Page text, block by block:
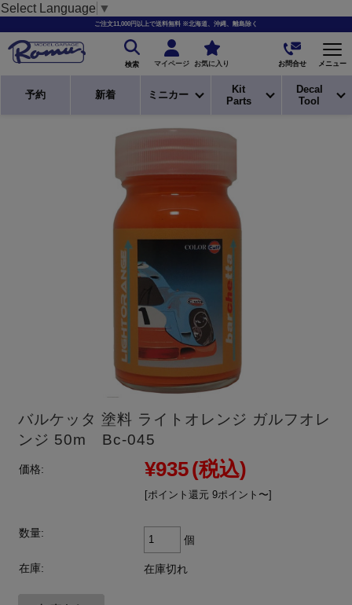
Select Language ▼
ご注文11,000円以上で送料無料 ※北海道、沖縄、離島除く
検索 マイページ お気に入り お問合せ メニュー
予約 新着 ミニカー
Kit
Parts
Decal
Tool
バルケッタ 塗料 ライトオレンジ ガルフオレ
ンジ 50m Bc-045
価格: ¥935(税込)
[ポイント還元 9ポイント〜]
数量:
個
在庫: 在庫切れ